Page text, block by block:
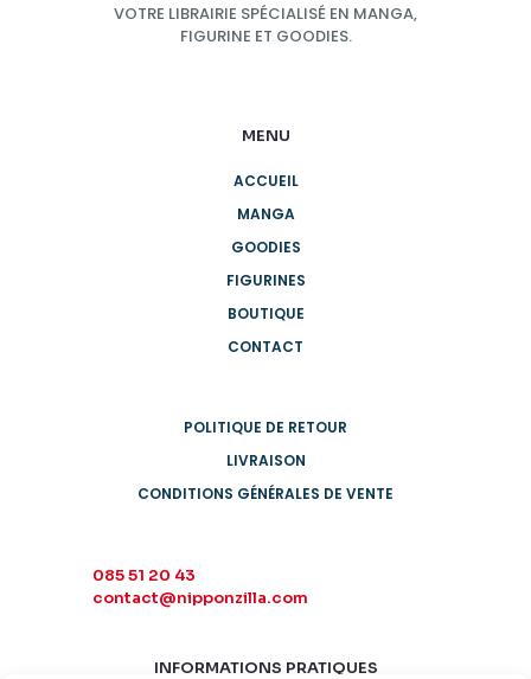
VOTRE LIBRAIRIE SPÉCIALISÉ EN MANGA,
FIGURINE ET GOODIES.
MENU
ACCUEIL
MANGA
GOODIES
FIGURINES
BOUTIQUE
CONTACT
POLITIQUE DE RETOUR
LIVRAISON
CONDITIONS GÉNÉRALES DE VENTE
085 51 20 43
contact@nipponzilla.com
INFORMATIONS PRATIQUES